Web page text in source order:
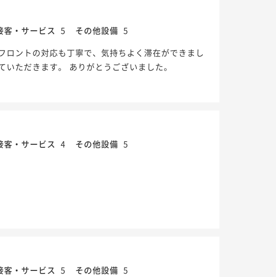
客・サービス 5 その他設備 5
ントの対応も丁寧で、気持ちよく滞在ができまし
ただきます。 ありがとうございました。
客・サービス 4 その他設備 5
客・サービス 5 その他設備 5